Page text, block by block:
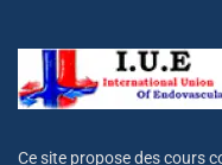
Ce site propose des cours